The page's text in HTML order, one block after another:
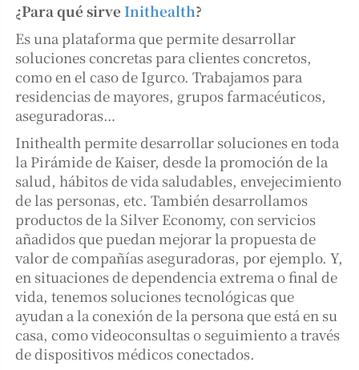
¿Para qué sirve Inithealth?
Es una plataforma que permite desarrollar
soluciones concretas para clientes concretos,
como en el caso de Igurco. Trabajamos para
residencias de mayores, grupos farmacéuticos,
aseguradoras…
Inithealth permite desarrollar soluciones en toda
la Pirámide de Kaiser, desde la promoción de la
salud, hábitos de vida saludables, envejecimiento
de las personas, etc. También desarrollamos
productos de la Silver Economy, con servicios
añadidos que puedan mejorar la propuesta de
valor de compañías aseguradoras, por ejemplo. Y,
en situaciones de dependencia extrema o final de
vida, tenemos soluciones tecnológicas que
ayudan a la conexión de la persona que está en su
casa, como videoconsultas o seguimiento a través
de dispositivos médicos conectados.